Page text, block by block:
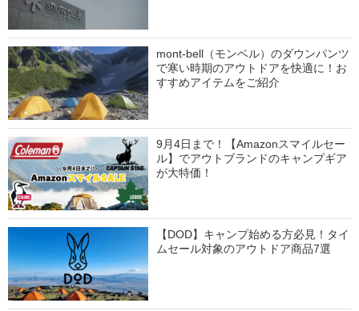
mont-bell（モンベル）のダウンパンツ
で寒い時期のアウトドアを快適に！お
すすめアイテムをご紹介
9月4日まで！【Amazonスマイルセー
ル】でアウトブランドのキャンプギア
が大特価！
【DOD】キャンプ始める方必見！タイ
ムセール対象のアウトドア商品7選